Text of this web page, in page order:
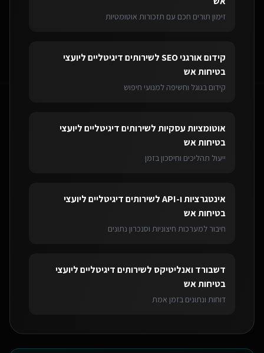
זימון תורים חכם עם תזכורות אוטומטיות
קידום אורגני SEO לשירותים דיגיטליים ליועצי
בטיחות אש
קידום בגוגל וחשיפה למנועי חיפוש
אוטומציות עסקיותלשירותים דיגיטליים ליועצי
בטיחות אש
ייעול תהליכים וחיסכון בזמן
אינטגרציות ו-API לשירותים דיגיטליים ליועצי
בטיחות אש
חיבור למערכות חיצוניות וסנכרון נתונים
דשבורד ואנליטיקס לשירותים דיגיטליים ליועצי
בטיחות אש
דוחות ונתונים בזמן אמת